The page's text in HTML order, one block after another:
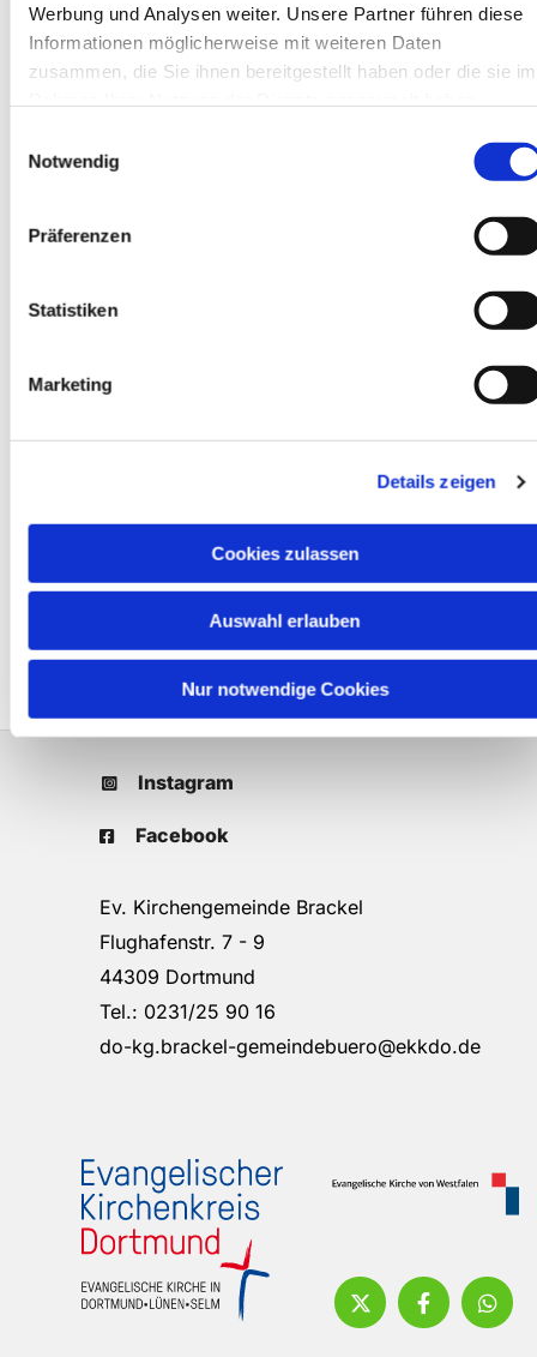
Werbung und Analysen weiter. Unsere Partner führen diese
Informationen möglicherweise mit weiteren Daten
zusammen, die Sie ihnen bereitgestellt haben oder die sie im
Notwendig
Präferenzen
Statistiken
Marketing
Details zeigen
Cookies zulassen
Auswahl erlauben
Nur notwendige Cookies
Instagram
Facebook
Ev. Kirchengemeinde Brackel
Flughafenstr. 7 - 9
44309 Dortmund
Tel.: 0231/25 90 16
do-kg.brackel-gemeindebuero@ekkdo.de